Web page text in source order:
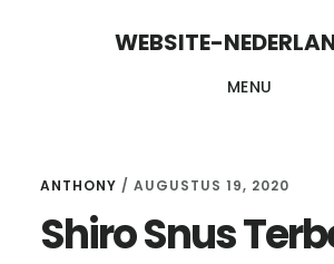
WEBSITE-
MENU
ANTHONY / AUGUSTUS 19, 2020
Shiro Snus